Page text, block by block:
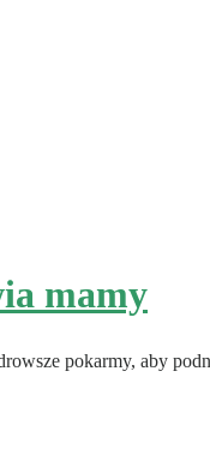
mamy
pokarmy, aby